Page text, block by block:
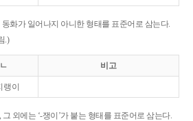
동화가 일어나지 아니한 형태를 표준어로 삼는다.
.)
ㄴ 비고
랭이
그 외에는 ‘-쟁이’가 붙는 형태를 표준어로 삼는다.